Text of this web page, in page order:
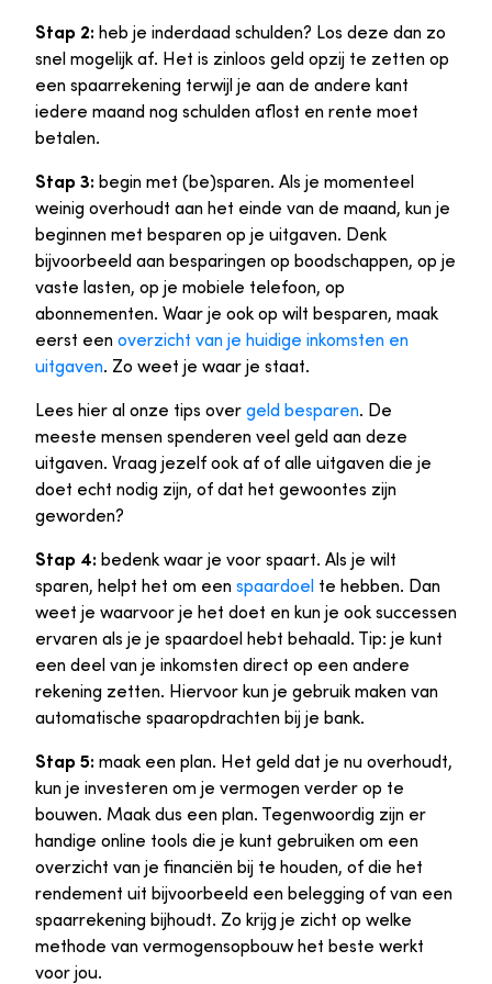
Stap 2: heb je inderdaad schulden? Los deze dan zo
snel mogelijk af. Het is zinloos geld opzij te zetten op
een spaarrekening terwijl je aan de andere kant
iedere maand nog schulden aflost en rente moet
betalen.
Stap 3: begin met (be)sparen. Als je momenteel
weinig overhoudt aan het einde van de maand, kun je
beginnen met besparen op je uitgaven. Denk
bijvoorbeeld aan besparingen op boodschappen, op je
vaste lasten, op je mobiele telefoon, op
abonnementen. Waar je ook op wilt besparen, maak
eerst een overzicht van je huidige inkomsten en
uitgaven. Zo weet je waar je staat.
Lees hier al onze tips over geld besparen. De
meeste mensen spenderen veel geld aan deze
uitgaven. Vraag jezelf ook af of alle uitgaven die je
doet echt nodig zijn, of dat het gewoontes zijn
geworden?
Stap 4: bedenk waar je voor spaart. Als je wilt
sparen, helpt het om een spaardoel te hebben. Dan
weet je waarvoor je het doet en kun je ook successen
ervaren als je je spaardoel hebt behaald. Tip: je kunt
een deel van je inkomsten direct op een andere
rekening zetten. Hiervoor kun je gebruik maken van
automatische spaaropdrachten bij je bank.
Stap 5: maak een plan. Het geld dat je nu overhoudt,
kun je investeren om je vermogen verder op te
bouwen. Maak dus een plan. Tegenwoordig zijn er
handige online tools die je kunt gebruiken om een
overzicht van je financiën bij te houden, of die het
rendement uit bijvoorbeeld een belegging of van een
spaarrekening bijhoudt. Zo krijg je zicht op welke
methode van vermogensopbouw het beste werkt
voor jou.